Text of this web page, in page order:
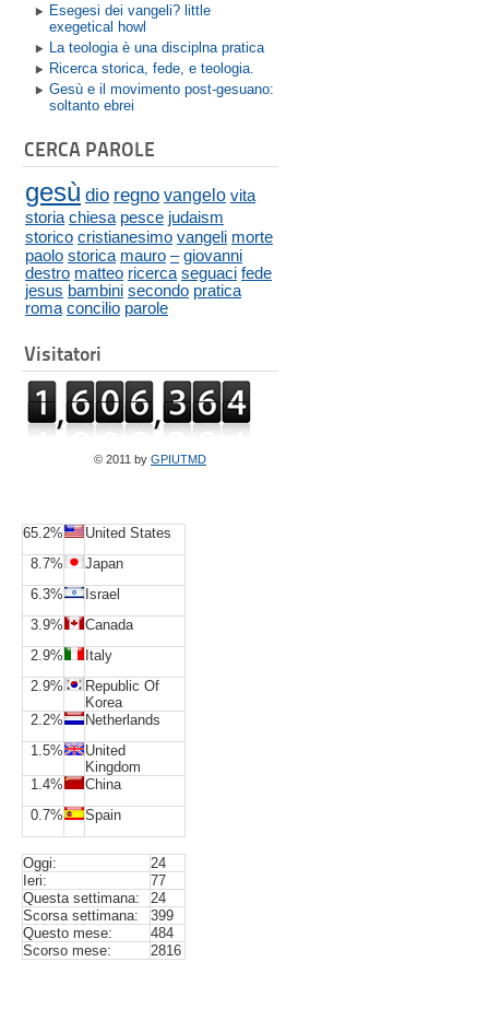
Esegesi dei vangeli? little
exegetical howl
La teologia è una disciplna pratica
Ricerca storica, fede, e teologia.
Gesù e il movimento post-gesuano:
soltanto ebrei
CERCA PAROLE
gesù dio regno vangelo vita
storia chiesa pesce judaism
storico cristianesimo vangeli morte
paolo storica mauro – giovanni
destro matteo ricerca seguaci fede
jesus bambini secondo pratica
roma concilio parole
Visitatori
© 2011 by GPIUTMD
65.2%
United States
8.7%
Japan
6.3%
Israel
3.9%
Canada
2.9%
Italy
2.9%
Republic Of
Korea
2.2%
Netherlands
1.5%
United
Kingdom
1.4%
China
0.7%
Spain
Oggi:
24
Ieri:
77
Questa settimana:
24
Scorsa settimana:
399
Questo mese:
484
Scorso mese:
2816